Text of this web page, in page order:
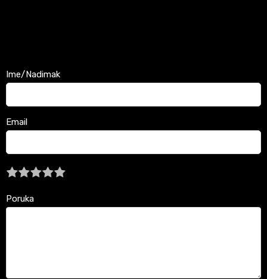
Ime/Nadimak
Email
Poruka